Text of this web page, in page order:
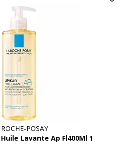
POSAY
Lavante Ap Fl400Ml 1